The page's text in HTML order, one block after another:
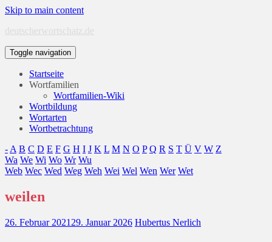
Skip to main content
deutscherwortschatz.de
Toggle navigation
Startseite
Wortfamilien
Wortfamilien-Wiki
Wortbildung
Wortarten
Wortbetrachtung
- A B C D E F G H I J K L M N O P Q R S T Ü V W Z
Wa We Wi Wo Wr Wu
Web Wec Wed Weg Weh Wei Wel Wen Wer Wet
weilen
26. Februar 2021 29. Januar 2026 Hubertus Nerlich